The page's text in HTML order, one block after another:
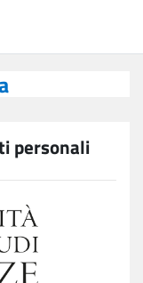
personali